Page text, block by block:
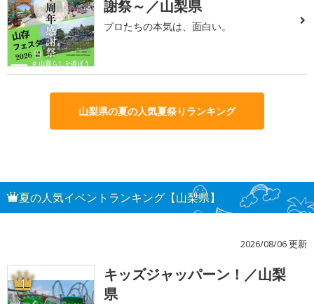
謝祭～／山梨県
プロたちの本気は、面白い。
山梨県の夏の人気夏祭りランキング
夏の人気イベントランキング【山梨県】
2026/08/06 更新
1
キッズジャッパーン！／山梨
県